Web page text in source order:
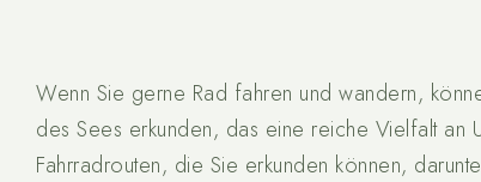
Wenn Sie gerne Rad fahren und wandern,
des Sees erkunden, das eine reiche Vielfalt an
Fahrradrouten, die Sie erkunden können,